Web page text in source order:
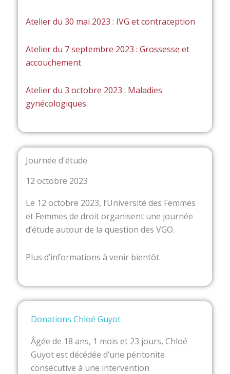
Atelier du 30 mai 2023 : IVG et contraception
Atelier du 7 septembre 2023 : Grossesse et
accouchement
Atelier du 3 octobre 2023 : Maladies
gynécologiques
Journée d'étude
12 octobre 2023
Le 12 octobre 2023, l’Université des Femmes
et Femmes de droit organisent une journée
d’étude autour de la question des VGO.
Plus d’informations à venir bientôt.
Donations Chloé Guyot
Âgée de 18 ans, 1 mois et 23 jours, Chloé
Guyot est décédée d’une péritonite
consécutive à une intervention